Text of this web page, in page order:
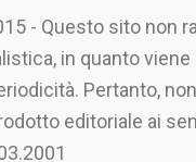
- Questo sito non
in quanto
Pertanto,
editoriale ai